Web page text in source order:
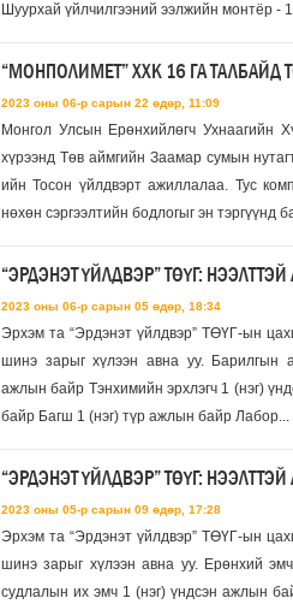
Шуурхай үйлчилгээний ээлжийн монтёр -
“МОНПОЛИМЕТ” ХХК 16 ГА ТАЛБАЙД
2023 оны 06-р сарын 22 өдөр, 11:09
Монгол Улсын Ерөнхийлөгч Ухнаагийн
хүрээнд Төв аймгийн Заамар сумын
ийн Тосон үйлдвэрт ажиллалаа. Тус
нөхөн сэргээлтийн бодлогыг эн тэргүүнд
“ЭРДЭНЭТ ҮЙЛДВЭР” ТӨҮГ:
2023 оны 06-р сарын 05 өдөр, 18:34
Эрхэм та “Эрдэнэт үйлдвэр” ТӨҮГ-ын
шинэ зарыг хүлээн авна уу. Барилгын
ажлын байр Тэнхимийн эрхлэгч 1 (нэг)
байр Багш 1 (нэг) түр ажлын байр Лабор...
“ЭРДЭНЭТ ҮЙЛДВЭР” ТӨҮГ:
2023 оны 05-р сарын 09 өдөр, 17:28
Эрхэм та “Эрдэнэт үйлдвэр” ТӨҮГ-ын
шинэ зарыг хүлээн авна уу. Ерөнхий
судлалын их эмч 1 (нэг) үндсэн ажлын